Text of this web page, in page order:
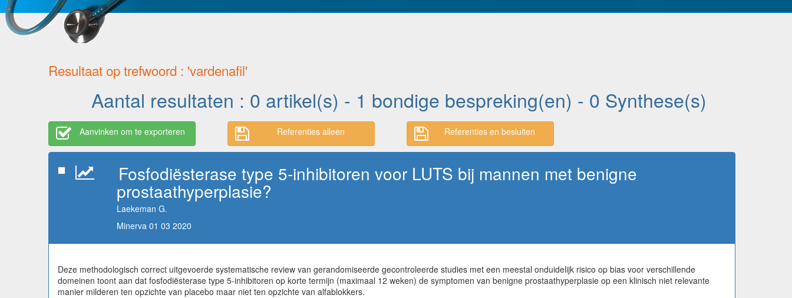
Resultaat op trefwoord : 'vardenafil'
Aantal resultaten : 0 artikel(s) - 1 bondige bespreking(en) - 0 Synthese(s)
Aanvinken om te exporteren Referenties alleen Referenties en besluiten
Fosfodiësterase type 5-inhibitoren voor LUTS bij mannen met benigne
prostaathyperplasie?
Laekeman G.
Minerva 01 03 2020
Deze methodologisch correct uitgevoerde systematische review van gerandomiseerde gecontroleerde studies met een meestal onduidelijk risico op bias voor verschillende
domeinen toont aan dat fosfodiësterase type 5-inhibitoren op korte termijn (maximaal 12 weken) de symptomen van benigne prostaathyperplasie op een klinisch niet relevante
manier milderen ten opzichte van placebo maar niet ten opzichte van alfablokkers.